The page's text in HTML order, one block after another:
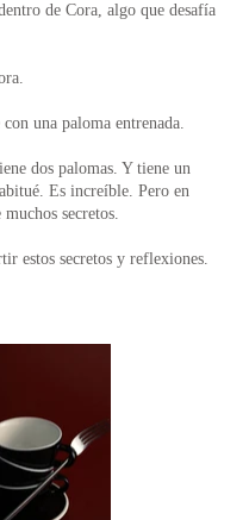
de Cora, algo que desafía
una paloma entrenada.
dos palomas. Y tiene un
Es increíble. Pero en
secretos.
estos secretos y reflexiones.